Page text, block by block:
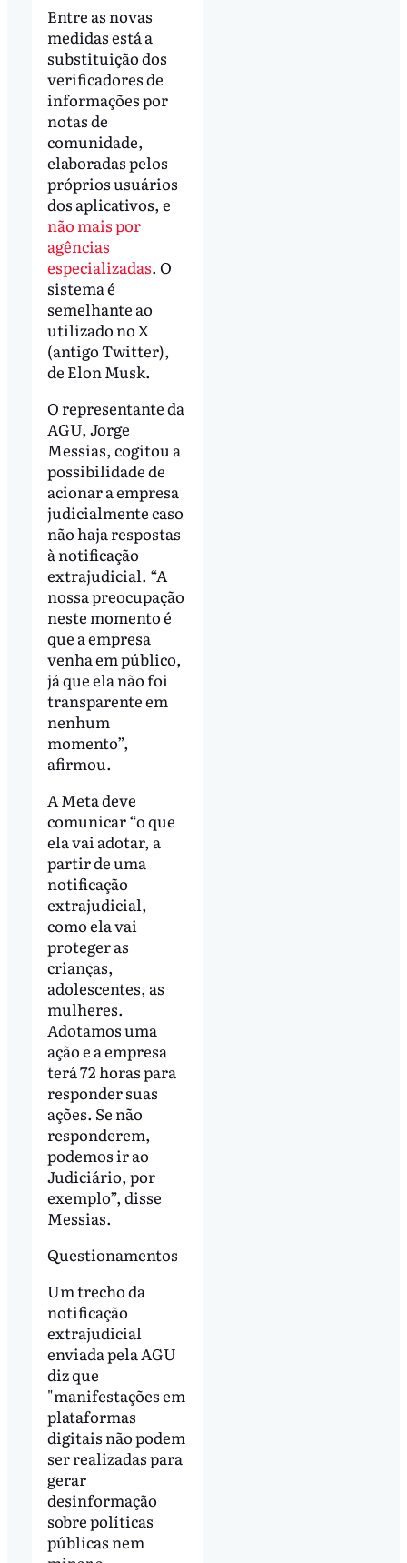
Entre as novas
medidas está a
substituição dos
verificadores de
informações por
notas de
comunidade,
elaboradas pelos
próprios usuários
dos aplicativos, e
não mais por
agências
especializadas. O
sistema é
semelhante ao
utilizado no X
(antigo Twitter),
de Elon Musk.
O representante da
AGU, Jorge
Messias, cogitou a
possibilidade de
acionar a empresa
judicialmente caso
não haja respostas
à notificação
extrajudicial. “A
nossa preocupação
neste momento é
que a empresa
venha em público,
já que ela não foi
transparente em
nenhum
momento”,
afirmou.
A Meta deve
comunicar “o que
ela vai adotar, a
partir de uma
notificação
extrajudicial,
como ela vai
proteger as
crianças,
adolescentes, as
mulheres.
Adotamos uma
ação e a empresa
terá 72 horas para
responder suas
ações. Se não
responderem,
podemos ir ao
Judiciário, por
exemplo”, disse
Messias.
Questionamentos
Um trecho da
notificação
extrajudicial
enviada pela AGU
diz que
"manifestações em
plataformas
digitais não podem
ser realizadas para
gerar
desinformação
sobre políticas
públicas nem